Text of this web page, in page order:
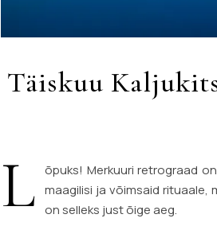
Täiskuu
L
õpuks! Merkuuri retrograad
maagilisi ja võimsaid rituaale,
on selleks just õige aeg.